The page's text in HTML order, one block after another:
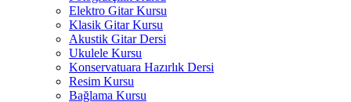
Elektro Gitar Kursu
Klasik Gitar Kursu
Akustik Gitar Dersi
Ukulele Kursu
Konservatuara Hazırlık Dersi
Resim Kursu
Bağlama Kursu